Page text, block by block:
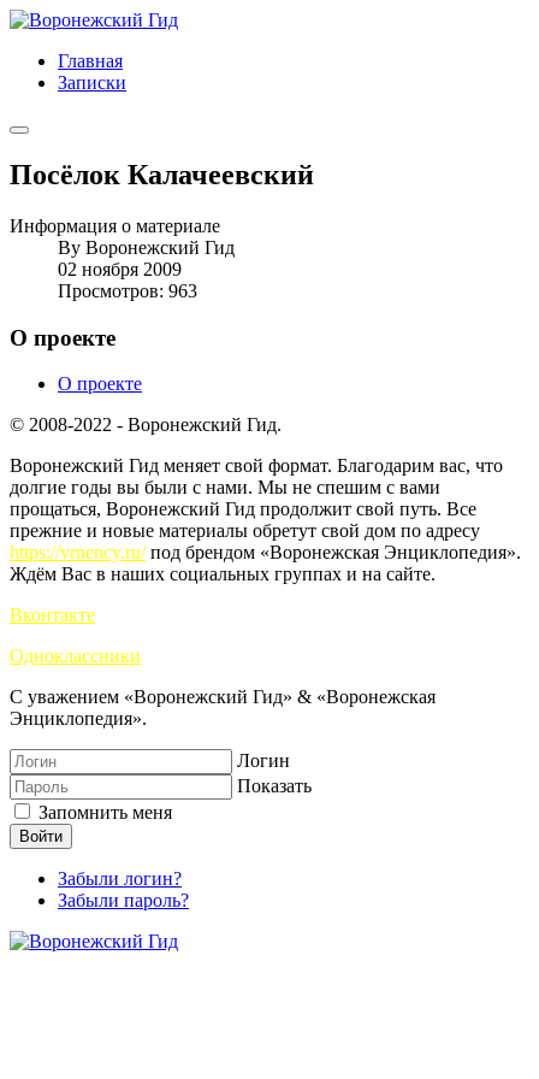
Главная
Записки
Посёлок Калачеевский
Информация о материале
By Воронежский Гид
02 ноября 2009
Просмотров: 963
О проекте
О проекте
© 2008-2022 - Воронежский Гид.
Воронежский Гид меняет свой формат. Благодарим вас, что
долгие годы вы были с нами. Мы не спешим с вами
прощаться, Воронежский Гид продолжит свой путь. Все
прежние и новые материалы обретут свой дом по адресу
https://vrnency.ru/под брендом «Воронежская Энциклопедия».
Ждём Вас в наших социальных группах и на сайте.
Вконтакте
Одноклассники
С уважением «Воронежский Гид» & «Воронежская
Энциклопедия».
Логин
Показать
Запомнить меня
Войти
Забыли логин?
Забыли пароль?